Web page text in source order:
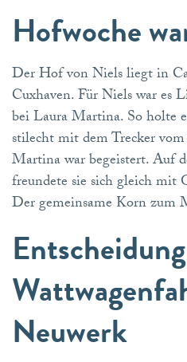
Hofwoche
Der Hof von Niels liegt in
Cuxhaven. Für Niels war es
bei Laura Martina. So holte
stilecht mit dem Trecker
Martina war begeistert. Auf
freundete sie sich gleich
Der gemeinsame Korn zum
Neuwerk